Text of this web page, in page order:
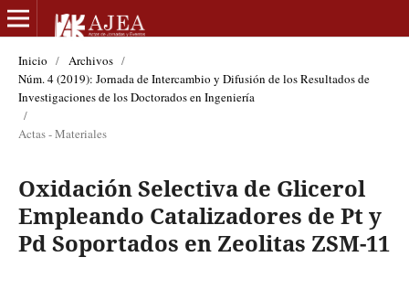
Inicio / Archivos /
Núm. 4 (2019): Jornada de Intercambio y Difusión de los Resultados de
Investigaciones de los Doctorados en Ingeniería
/
Actas - Materiales
Oxidación Selectiva de Glicerol
Empleando Catalizadores de Pt y
Pd Soportados en Zeolitas ZSM-11